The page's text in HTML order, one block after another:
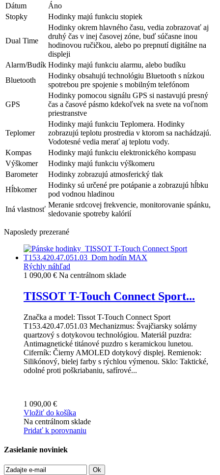
Dátum
Áno
Stopky
Hodinky majú funkciu stopiek
Dual Time
Hodinky okrem hlavného času, vedia zobrazovať aj
druhý čas v inej časovej zóne, buď súčasne inou
hodinovou ručičkou, alebo po prepnutí digitálne na
displeji
Alarm/Budík Hodinky majú funkciu alarmu, alebo budíku
Bluetooth
Hodinky obsahujú technológiu Bluetooth s nízkou
spotrebou pre spojenie s mobilným telefónom
GPS
Hodinky pomocou signálu GPS si nastavujú presný
čas a časové pásmo kdekoľvek na svete na voľnom
priestranstve
Teplomer
Hodinky majú funkciu Teplomera. Hodinky
zobrazujú teplotu prostredia v ktorom sa nachádzajú.
Vodotesné vedia merať aj teplotu vody.
Kompas
Hodinky majú funkciu elektronického kompasu
Výškomer
Hodinky majú funkciu výškomeru
Barometer
Hodinky zobrazujú atmosferický tlak
Hĺbkomer
Hodinky sú určené pre potápanie a zobrazujú hĺbku
pod vodnou hladinou
Iná vlastnosť
Meranie srdcovej frekvencie, monitorovanie spánku,
sledovanie spotreby kalórií
Naposledy prezerané
Rýchly náhľad
1 090,00 € Na centrálnom sklade
TISSOT T-Touch Connect Sport...
Značka a model: Tissot T-Touch Connect Sport
T153.420.47.051.03 Mechanizmus: Švajčiarsky solárny
quartzový s dotykovou technológiou. Materiál puzdra:
Antimagnetické titánové puzdro s keramickou lunetou.
Ciferník: Čierny AMOLED dotykový displej. Remienok:
Silikónový, bielej farby s rýchlou výmenou. Sklo: Taktické,
odolné proti poškriabaniu, safírové...
1 090,00 €
Vložiť do košíka
Na centrálnom sklade
Pridať k porovnaniu
Zasielanie noviniek
Ok